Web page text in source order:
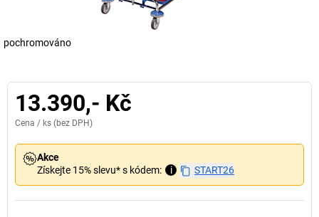
pochromováno
13.390,- Kč
Cena / ks (bez DPH)
Akce
Získejte 15% slevu* s kódem:
i START26